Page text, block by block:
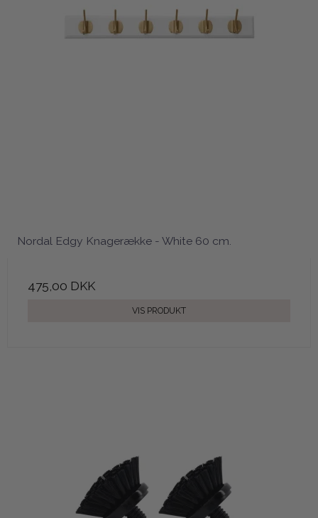
Nordal Edgy Knagerække - White 60 cm.
475,00 DKK
VIS PRODUKT